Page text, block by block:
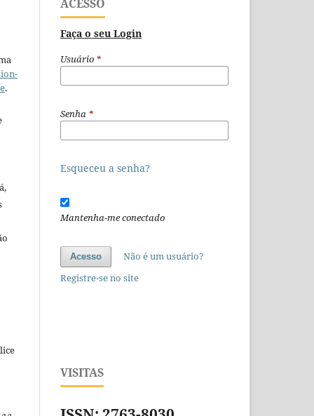
.
ACESSO
Faça o seu Login
Usuário *
Senha *
Esqueceu a senha?
Mantenha-me conectado
Acesso
Não é um usuário?
Registre-se no site
VISITAS